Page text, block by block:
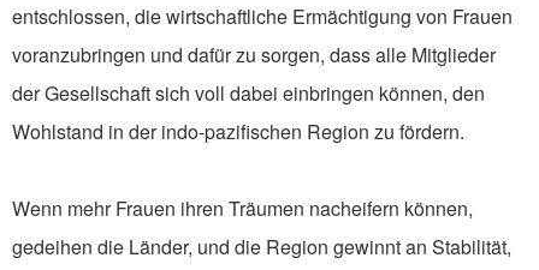
entschlossen, die wirtschaftliche Ermächtigung von Frauen
voranzubringen und dafür zu sorgen, dass alle Mitglieder
der Gesellschaft sich voll dabei einbringen können, den
Wohlstand in der indo-pazifischen Region zu fördern.
Wenn mehr Frauen ihren Träumen nacheifern können,
gedeihen die Länder, und die Region gewinnt an Stabilität,